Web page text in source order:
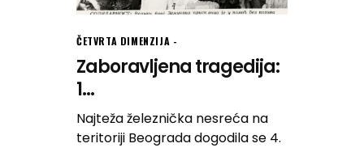
ČETVRTA DIMENZIJA
Zaboravljena tragedija:
1...
Najteža železnička nesreća na
teritoriji Beograda dogodila se 4.